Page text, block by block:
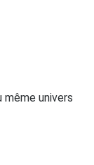
même univers